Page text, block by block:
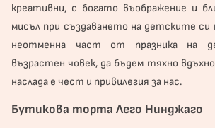
креативни, с богато въображение и
мисъл при създаването на детските
неотменна част от празника на
възрастен човек, да бъдем тяхно
наслада е чест и привилегия за нас.
Бутикова торта Лего Нинджаго